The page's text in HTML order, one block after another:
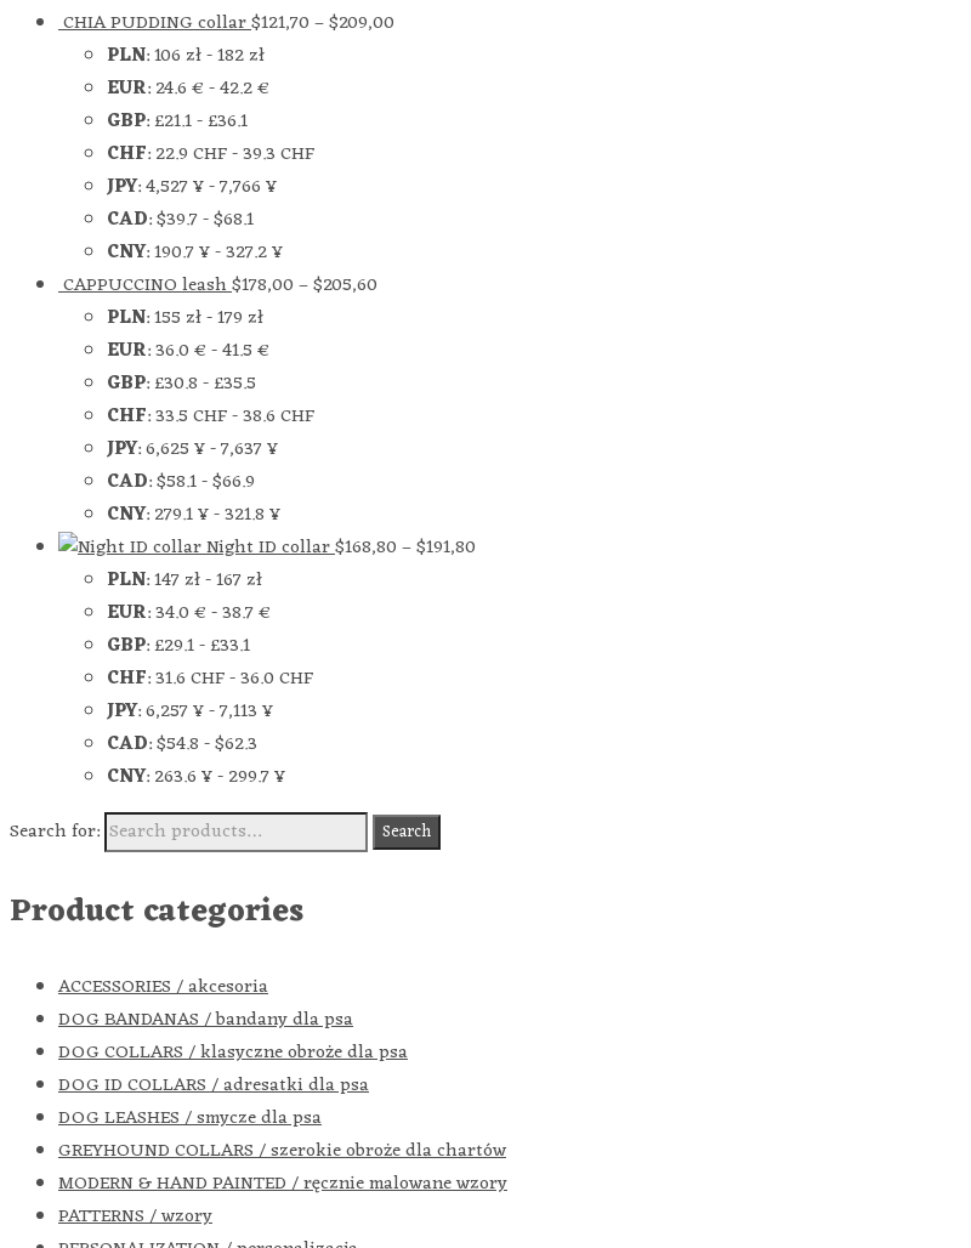
CHIA PUDDING collar$121,70–$209,00
PLN:106 zł-182 zł
EUR:24.6 €-42.2 €
GBP:£21.1-£36.1
CHF:22.9 CHF-39.3 CHF
JPY:4,527 ¥-7,766 ¥
CAD:$39.7-$68.1
CNY:190.7 ¥-327.2 ¥
CAPPUCCINO leash$178,00–$205,60
PLN:155 zł-179 zł
EUR:36.0 €-41.5 €
GBP:£30.8-£35.5
CHF:33.5 CHF-38.6 CHF
JPY:6,625 ¥-7,637 ¥
CAD:$58.1-$66.9
CNY:279.1 ¥-321.8 ¥
Night ID collar$168,80–$191,80
PLN:147 zł-167 zł
EUR:34.0 €-38.7 €
GBP:£29.1-£33.1
CHF:31.6 CHF-36.0 CHF
JPY:6,257 ¥-7,113 ¥
CAD:$54.8-$62.3
CNY:263.6 ¥-299.7 ¥
Search for:
Search
Product categories
ACCESSORIES / akcesoria
DOG BANDANAS / bandany dla psa
DOG COLLARS / klasyczne obroże dla psa
DOG ID COLLARS / adresatki dla psa
DOG LEASHES / smycze dla psa
GREYHOUND COLLARS / szerokie obroże dla chartów
MODERN & HAND PAINTED / ręcznie malowane wzory
PATTERNS / wzory